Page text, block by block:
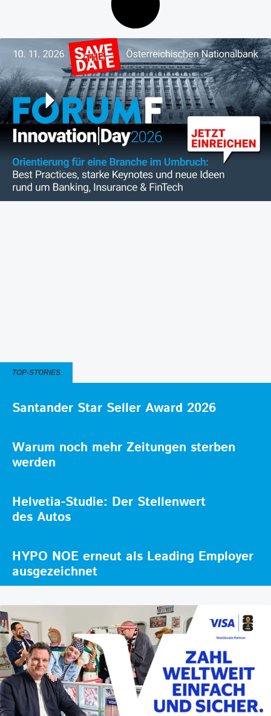
TOP-STORIES
Santander Star Seller Award 2026
Warum noch mehr Zeitungen sterben
werden
Helvetia-Studie: Der Stellenwert
des Autos
HYPO NOE erneut als Leading Employer
ausgezeichnet